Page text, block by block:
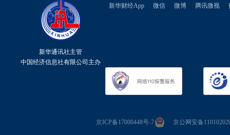
新华通讯社主管
中国经济信息社有限公司主办
新华财经App 微信 微博 腾讯微视
京ICP备17000448号-7 京公网安备